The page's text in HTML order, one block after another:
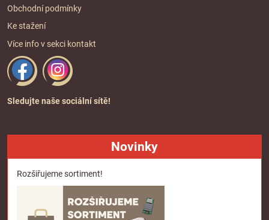
Obchodní podmínky
Ke stažení
Více info v sekci kontakt
Sledujte naše sociální sítě!
Novinky
Rozšiřujeme sortiment!